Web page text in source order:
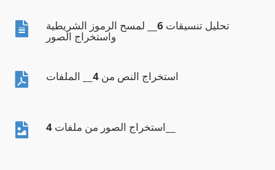
تحليل تنسيقات 6 __ لمسح الرموز الشريطية
واستخراج الصور
استخراج النص من 4 __ الملفات
استخراج الصور من ملفات 4